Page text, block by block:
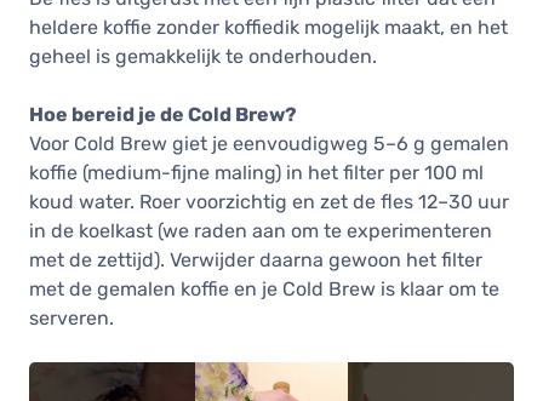
heldere koffie zonder koffiedik mogelijk maakt, en het
geheel is gemakkelijk te onderhouden.
Hoe bereid je de Cold Brew?
Voor Cold Brew giet je eenvoudigweg 5–6 g gemalen
koffie (medium-fijne maling) in het filter per 100 ml
koud water. Roer voorzichtig en zet de fles 12–30 uur
in de koelkast (we raden aan om te experimenteren
met de zettijd). Verwijder daarna gewoon het filter
met de gemalen koffie en je Cold Brew is klaar om te
serveren.